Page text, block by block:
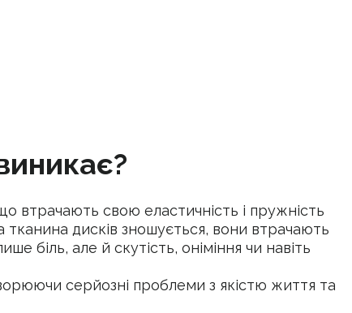
втрачають свою еластичність і пружність
дисків зношується, вони втрачають
біль, але й скутість, оніміння чи навіть
серйозні проблеми з якістю життя та